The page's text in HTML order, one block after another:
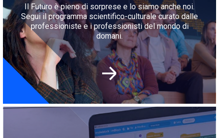
Il Futuro è pieno di sorprese e lo siamo anche noi.
Segui il programma scientifico-culturale curato dalle
professioniste e i professionisti del mondo di
domani.
Immagine